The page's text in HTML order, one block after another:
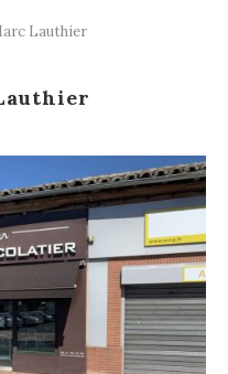
Lauthier